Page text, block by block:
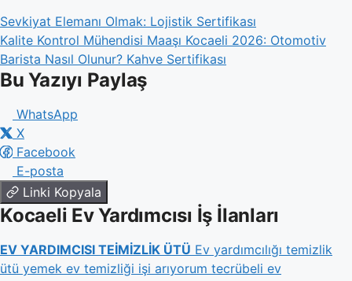
Sevkiyat Elemanı Olmak: Lojistik Sertifikası
Kalite Kontrol Mühendisi Maaşı Kocaeli 2026: Otomotiv
Barista Nasıl Olunur? Kahve Sertifikası
Bu Yazıyı Paylaş
WhatsApp
X
Facebook
E-posta
Linki Kopyala
Kocaeli Ev Yardımcısı İş İlanları
EV YARDIMCISI TEİMİZLİK ÜTÜ Ev yardımcılığı temizlik
ütü yemek ev temizliği işi arıyorum tecrübeli ev